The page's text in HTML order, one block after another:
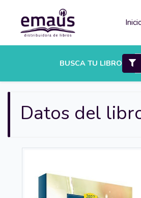
BUSCA TU LIBRO
Datos del